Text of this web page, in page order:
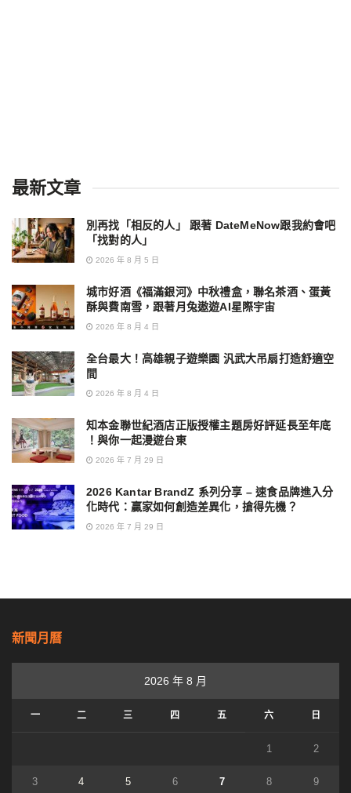
最新文章
別再找「相反的人」 跟著 DateMeNow跟我約會吧
「找對的人」
2026 年 8 月 5 日
城市好酒《福滿銀河》中秋禮盒，聯名茶酒、蛋黃
酥與費南雪，跟著月兔遨遊AI星際宇宙
2026 年 8 月 4 日
全台最大！高雄親子遊樂園 汎武大吊扇打造舒適空
間
2026 年 8 月 4 日
知本金聯世紀酒店正版授權主題房好評延長至年底
！與你一起漫遊台東
2026 年 7 月 29 日
2026 Kantar BrandZ 系列分享 – 速食品牌進入分
化時代：贏家如何創造差異化，搶得先機？
2026 年 7 月 29 日
新聞月曆
2026 年 8 月
一 二 三 四 五 六 日
1 2
3 4 5 6 7 8 9